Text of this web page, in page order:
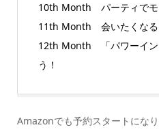
10th Month パーティでモ
11th Month 会いたくなる
12th Month 「パワーイン
う！
Amazonでも予約スタートになり